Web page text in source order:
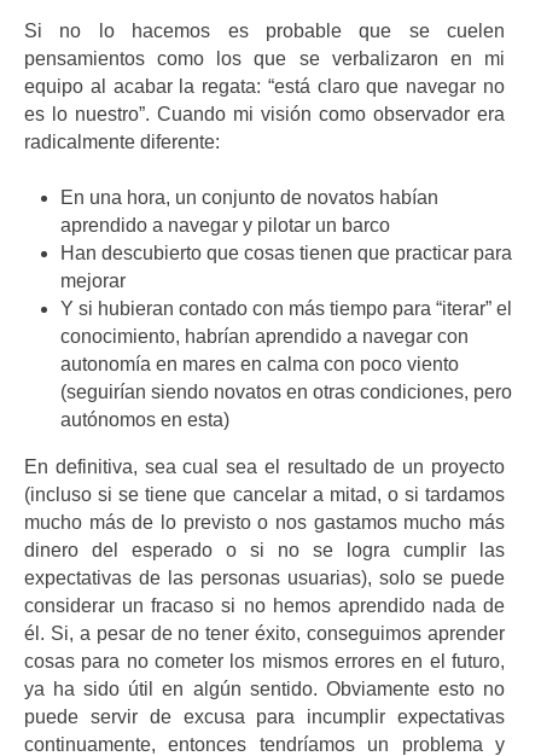
Si no lo hacemos es probable que se cuelen
pensamientos como los que se verbalizaron en mi
equipo al acabar la regata: “está claro que navegar no
es lo nuestro”. Cuando mi visión como observador era
radicalmente diferente:
En una hora, un conjunto de novatos habían
aprendido a navegar y pilotar un barco
Han descubierto que cosas tienen que practicar para
mejorar
Y si hubieran contado con más tiempo para “iterar” el
conocimiento, habrían aprendido a navegar con
autonomía en mares en calma con poco viento
(seguirían siendo novatos en otras condiciones, pero
autónomos en esta)
En definitiva, sea cual sea el resultado de un proyecto
(incluso si se tiene que cancelar a mitad, o si tardamos
mucho más de lo previsto o nos gastamos mucho más
dinero del esperado o si no se logra cumplir las
expectativas de las personas usuarias), solo se puede
considerar un fracaso si no hemos aprendido nada de
él. Si, a pesar de no tener éxito, conseguimos aprender
cosas para no cometer los mismos errores en el futuro,
ya ha sido útil en algún sentido. Obviamente esto no
puede servir de excusa para incumplir expectativas
continuamente, entonces tendríamos un problema y